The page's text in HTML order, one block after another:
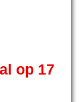
op 17